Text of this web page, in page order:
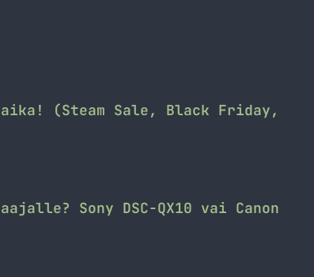
(Steam Sale, Black Friday,
Sony DSC-QX10 vai Canon